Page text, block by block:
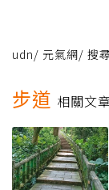
udn/ 元氣網/ 搜
步道 相關文